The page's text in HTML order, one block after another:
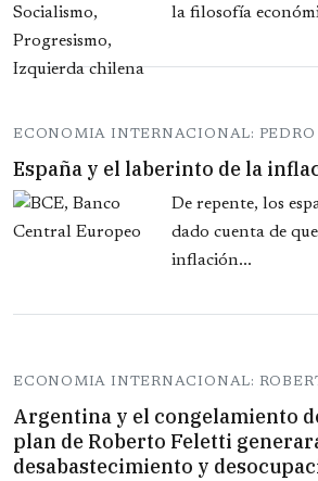
la filosofía
ECONOMIA INTERNACIONAL: PEDRO
España y el laberinto de la
De repente, los
dado cuenta de
inflación...
ECONOMIA INTERNACIONAL:
Argentina y el congelamiento
plan de Roberto Feletti
desabastecimiento y